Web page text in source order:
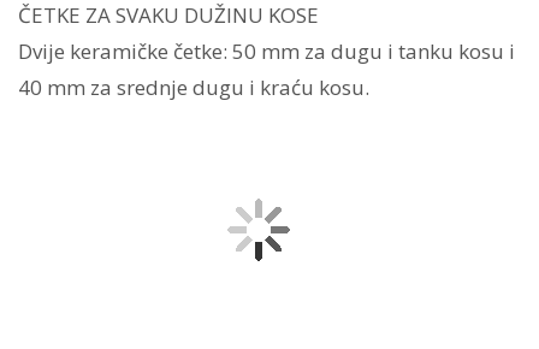
ČETKE ZA SVAKU DUŽINU KOSE
Dvije keramičke četke: 50 mm za dugu i tanku kosu i
40 mm za srednje dugu i kraću kosu.